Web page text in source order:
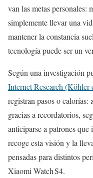
van las metas personales:
simplemente llevar una
mantener la constancia
tecnología puede ser un
Según una investigación
Internet Research (Köhler
registran pasos o calorías:
gracias a recordatorios,
anticiparse a patrones
recoge esta visión y la
pensadas para distintos
Xiaomi Watch S4.